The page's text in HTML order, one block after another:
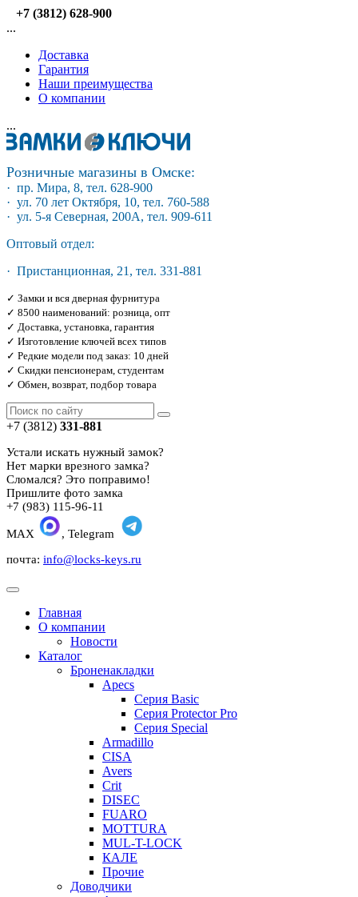
+7 (3812) 628-900
...
Доставка
Гарантия
Наши преимущества
О компании
...
Розничные магазины в Омске:
· пр. Мира, 8, тел. 628-900
· ул. 70 лет Октября, 10, тел. 760-588
· ул. 5-я Северная, 200А, тел. 909-611
Оптовый отдел:
· Пристанционная, 21, тел. 331-881
✓ Замки и вся дверная фурнитура
✓ 8500 наименований: розница, опт
✓ Доставка, установка, гарантия
✓ Изготовление ключей всех типов
✓ Редкие модели под заказ: 10 дней
✓ Скидки пенсионерам, студентам
✓ Обмен, возврат, подбор товара
+7 (3812) 331-881
Устали искать нужный замок?
Нет марки врезного замка?
Сломался? Это поправимо!
Пришлите фото замка
+7 (983) 115-96-11
MAX
, Telegram
почта: info@locks-keys.ru
Главная
О компании
Новости
Каталог
Броненакладки
Apecs
Серия Basic
Серия Protector Pro
Серия Special
Armadillo
CISA
Avers
Crit
DISEC
FUARO
MOTTURA
MUL-T-LOCK
КАЛЕ
Прочие
Доводчики